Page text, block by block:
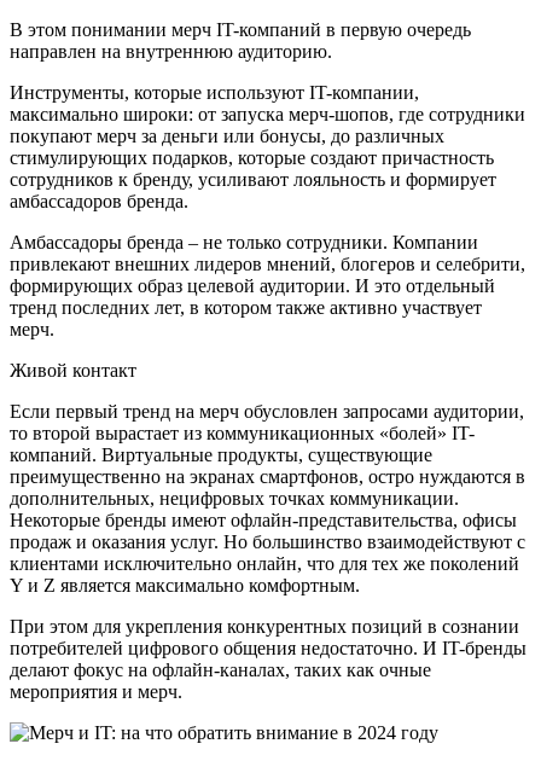
В этом понимании мерч IT-компаний в первую очередь
направлен на внутреннюю аудиторию.
Инструменты, которые используют IT-компании,
максимально широки: от запуска мерч-шопов, где сотрудники
покупают мерч за деньги или бонусы, до различных
стимулирующих подарков, которые создают причастность
сотрудников к бренду, усиливают лояльность и формирует
амбассадоров бренда.
Амбассадоры бренда – не только сотрудники. Компании
привлекают внешних лидеров мнений, блогеров и селебрити,
формирующих образ целевой аудитории. И это отдельный
тренд последних лет, в котором также активно участвует
мерч.
Живой контакт
Если первый тренд на мерч обусловлен запросами аудитории,
то второй вырастает из коммуникационных «болей» IT-
компаний. Виртуальные продукты, существующие
преимущественно на экранах смартфонов, остро нуждаются в
дополнительных, нецифровых точках коммуникации.
Некоторые бренды имеют офлайн-представительства, офисы
продаж и оказания услуг. Но большинство взаимодействуют с
клиентами исключительно онлайн, что для тех же поколений
Y и Z является максимально комфортным.
При этом для укрепления конкурентных позиций в сознании
потребителей цифрового общения недостаточно. И IT-бренды
делают фокус на офлайн-каналах, таких как очные
мероприятия и мерч.